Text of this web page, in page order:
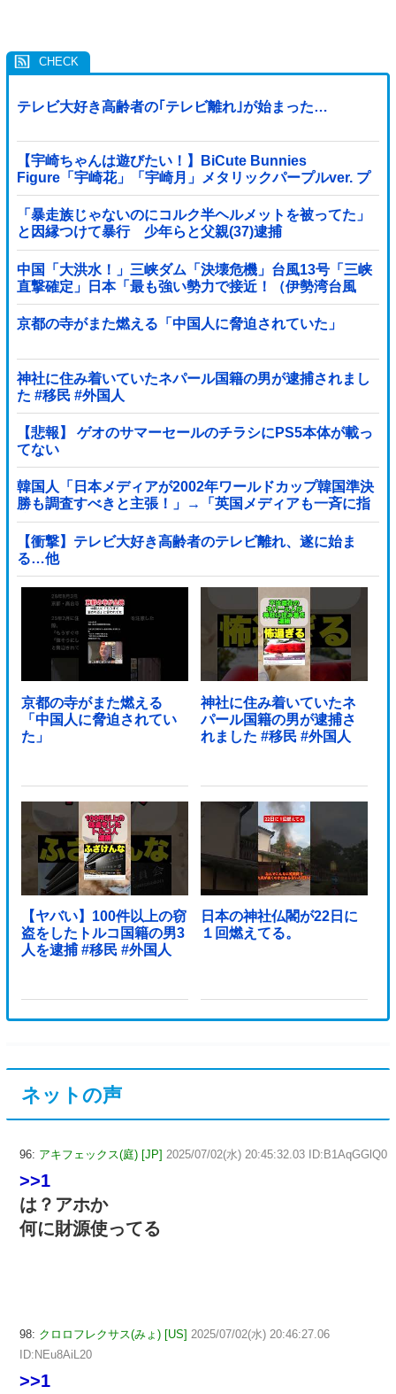
テレビ大好き高齢者の｢テレビ離れ｣が始まった…
【宇崎ちゃんは遊びたい！】BiCute Bunnies
Figure「宇崎花」「宇崎月」メタリックパープルver. プ
ライズフィギュア【ラウンドワン限定で展開決定】
「暴走族じゃないのにコルク半ヘルメットを被ってた」
と因縁つけて暴行 少年らと父親(37)逮捕
中国「大洪水！」三峡ダム「決壊危機」台風13号「三峡
直撃確定」日本「最も強い勢力で接近！（伊勢湾台風
級」台風13号と15号「中国本土でぶつかり合...
京都の寺がまた燃える「中国人に脅迫されていた」
神社に住み着いていたネパール国籍の男が逮捕されまし
た #移民 #外国人
【悲報】 ゲオのサマーセールのチラシにPS5本体が載っ
てない
韓国人「日本メディアが2002年ワールドカップ韓国準決
勝も調査すべきと主張！」→「英国メディアも一斉に指
摘‥」
【衝撃】テレビ大好き高齢者のテレビ離れ、遂に始ま
る…他
京都の寺がまた燃える
「中国人に脅迫されてい
た」
神社に住み着いていたネ
パール国籍の男が逮捕さ
れました #移民 #外国人
【ヤバい】100件以上の窃
盗をしたトルコ国籍の男3
人を逮捕 #移民 #外国人
日本の神社仏閣が22日に
１回燃えてる。
ネットの声
96: アキフェックス(庭) [JP] 2025/07/02(水) 20:45:32.03 ID:B1AqGGlQ0
>>1
は？アホか
何に財源使ってる
98: クロロフレクサス(みょ) [US] 2025/07/02(水) 20:46:27.06
ID:NEu8AiL20
>>1